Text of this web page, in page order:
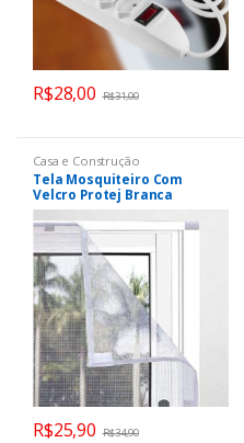
R$28,00 R$31,00
Casa e Construção
Tela Mosquiteiro Com
Velcro Protej Branca
R$25,90 R$34,90